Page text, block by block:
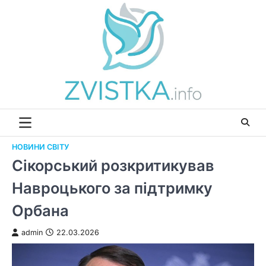
НОВИНИ СВІТУ
Сікорський розкритикував
Навроцького за підтримку
Орбана
admin 22.03.2026